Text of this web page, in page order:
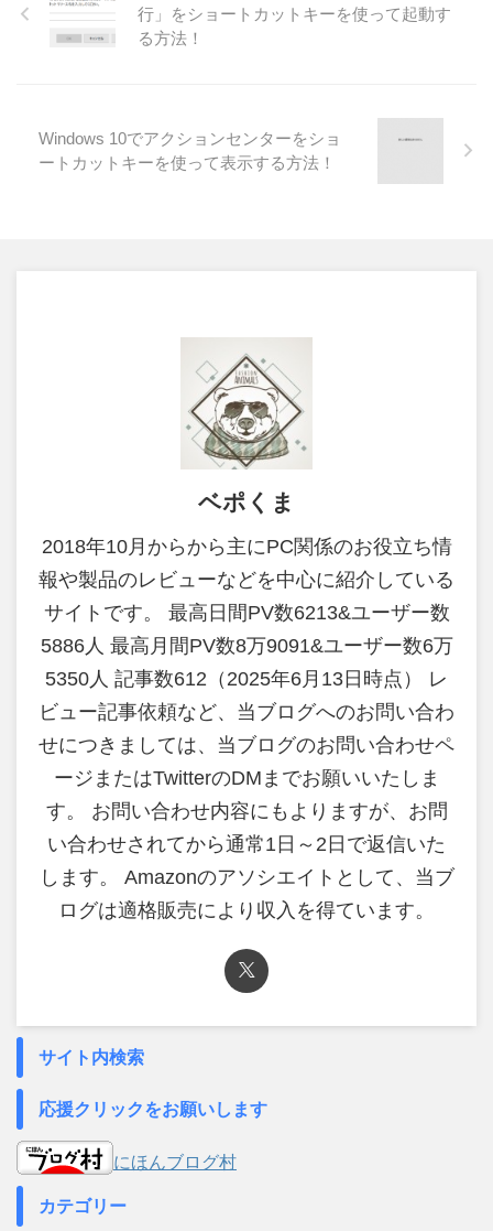
行」をショートカットキーを使って起動す
る方法！
Windows 10でアクションセンターをショ
ートカットキーを使って表示する方法！
ベポくま
2018年10月からから主にPC関係のお役立ち情
報や製品のレビューなどを中心に紹介している
サイトです。 最高日間PV数6213&ユーザー数
5886人 最高月間PV数8万9091&ユーザー数6万
5350人 記事数612（2025年6月13日時点） レ
ビュー記事依頼など、当ブログへのお問い合わ
せにつきましては、当ブログのお問い合わせペ
ージまたはTwitterのDMまでお願いいたしま
す。 お問い合わせ内容にもよりますが、お問
い合わせされてから通常1日～2日で返信いた
します。 Amazonのアソシエイトとして、当ブ
ログは適格販売により収入を得ています。
サイト内検索
応援クリックをお願いします
にほんブログ村
カテゴリー